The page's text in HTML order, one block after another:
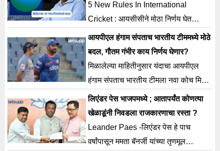
5 New Rules In International
Cricket : आयसीसीने मोठा निर्णय घेत
क्रिकेटच्या पाच नियमांमध्ये बदल केले आहेत.
या बदलानंतर आता क्रिकेटच्या मैदानात
आयपीएल हंगाम संपताच भारतीय टीममध्ये मोठे
बदल, गौतम गंभीर काय निर्णय घेणार?
मिळालेल्या माहितीनुसार यंदाचा आयपीएल
हंगाम संपताच भारतीय टीमला नवा कोच मिळू
शकतो.
लिएंडर पेस भाजपमध्ये ; आतापर्यंत कोणत्या
खेळाडूंनी निवडला राजकारणाचा रस्ता ?
Leander Paes -लिएंडर पेस हे पाच
वर्षांपासून ममता बॅनर्जी यांच्या तृणमूल